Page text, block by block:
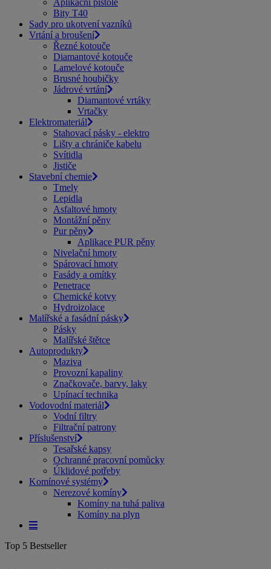
Aplikační pistole
Bity T40
Sady pro ukotvení vazníků
Vrtání a broušení
Řezné kotouče
Diamantové kotouče
Lamelové kotouče
Brusné houbičky
Jádrové vrtání
Diamantové vrtáky
Vrtačky
Elektromateriál
Stahovací pásky - elektro
Lišty a chrániče kabelu
Svítidla
Jističe
Stavební chemie
Tmely
Lepidla
Asfaltové hmoty
Montážní pěny
Pur pěny
Aplikace PUR pěny
Nivelační hmoty
Spárovací hmoty
Fasády a omítky
Penetrace
Chemické kotvy
Hydroizolace
Malířské a fasádní pásky
Pásky
Malířské štětce
Autoprodukty
Maziva
Provozní kapaliny
Značkovače, barvy, laky
Upínací technika
Vodovodní materiál
Vodní filtry
Filtrační patrony
Příslušenství
Tesařské kapsy
Ochranné pracovní pomůcky
Úklidové potřeby
Komínové systémy
Nerezové komíny
Komíny na tuhá paliva
Komíny na plyn
Top 5 Bestseller